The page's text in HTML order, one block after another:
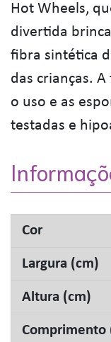
Hot Wheels,
divertida
fibra sintética
das crianças.
o uso e as
testadas e
Cor
Largura (cm)
Altura (cm)
Comprimento